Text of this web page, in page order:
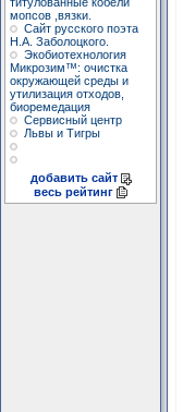
мопсов ,вязки.
Сайт русского поэта
Н.А. Заболоцкого.
Экобиотехнология
Микрозим™: очистка
окружающей среды и
утилизация отходов,
биоремедация
Сервисный центр
Львы и Тигры
добавить сайт
весь рейтинг